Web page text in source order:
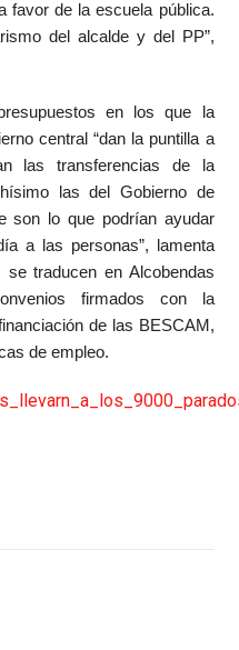
favor de la escuela pública.
del alcalde y del PP”,
en los que la
central “dan la puntilla a
las transferencias de la
las del Gobierno de
son lo que podrían ayudar
a las personas”, lamenta
traducen en Alcobendas
firmados con la
de las BESCAM,
de empleo.